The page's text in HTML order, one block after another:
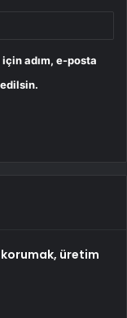
adım, e-posta
korumak, üretim